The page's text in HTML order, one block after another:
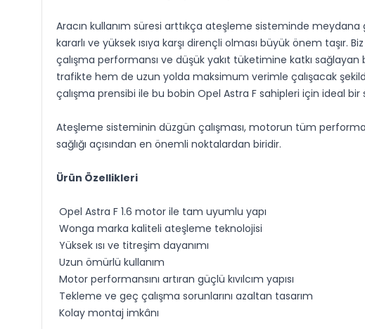
Aracın kullanım süresi arttıkça ateşleme sisteminde meydana
kararlı ve yüksek ısıya karşı dirençli olması büyük önem
çalışma performansı ve düşük yakıt tüketimine katkı
trafikte hem de uzun yolda maksimum verimle çalışacak
çalışma prensibi ile bu bobin Opel Astra F sahipleri için ideal bir
Ateşleme sisteminin düzgün çalışması, motorun tüm
sağlığı açısından en önemli noktalardan biridir.
Ürün Özellikleri
Opel Astra F 1.6 motor ile tam uyumlu yapı
Wonga marka kaliteli ateşleme teknolojisi
Yüksek ısı ve titreşim dayanımı
Uzun ömürlü kullanım
Motor performansını artıran güçlü kıvılcım yapısı
Tekleme ve geç çalışma sorunlarını azaltan tasarım
Kolay montaj imkânı